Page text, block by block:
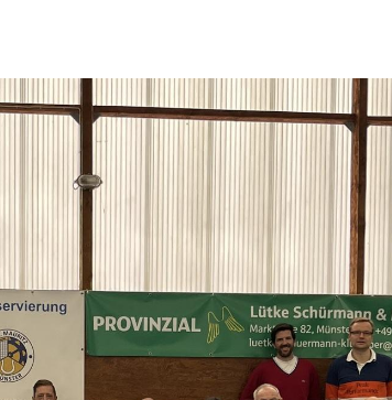
Newsletter anmelden und
dem neusten Stand sein.
ANMELDUNG